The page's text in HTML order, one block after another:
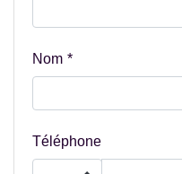
Nom
Téléphone